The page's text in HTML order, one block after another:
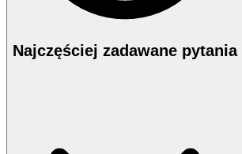
Najczęściej zadawane pytania